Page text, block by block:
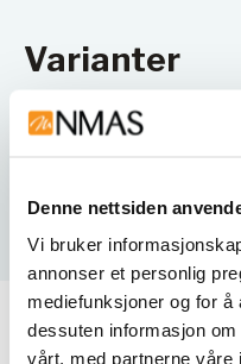
Denne nettsiden
Vi bruker
annonser et personlig
mediefunksjoner og for
dessuten informasjon
vårt, med partnerne våre
Varianter
Relaterte